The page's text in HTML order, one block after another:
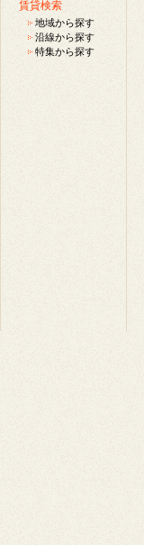
賃貸検索
地域から探す
沿線から探す
特集から探す